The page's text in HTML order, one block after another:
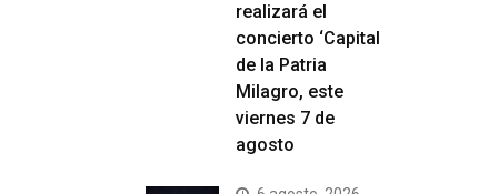
realizará el
concierto ‘Capital
de la Patria
Milagro, este
viernes 7 de
agosto